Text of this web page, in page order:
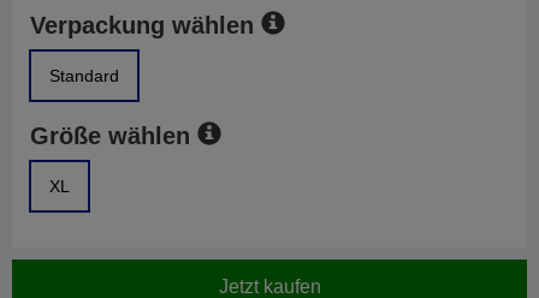
Verpackung wählen
Standard
Größe wählen
XL
Jetzt kaufen